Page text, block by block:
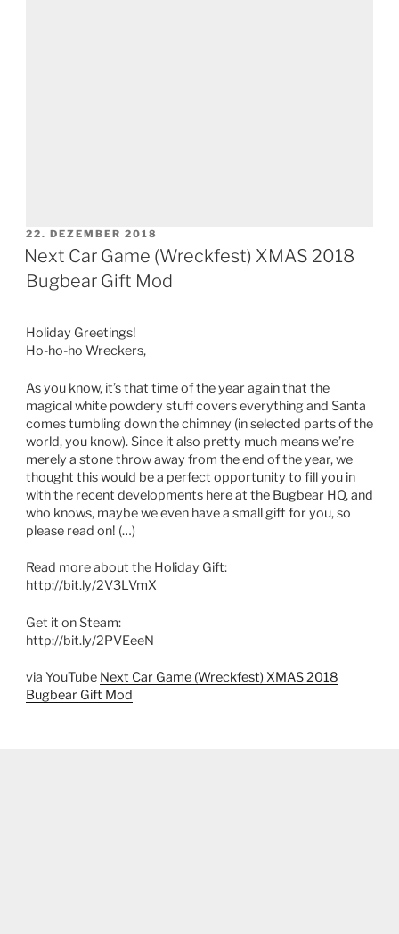
VERÖFFENTLICHT
AM
22. DEZEMBER 2018
Next Car Game (Wreckfest) XMAS 2018
Bugbear Gift Mod
Klicke hier, um Marketing-Cookies zu
Holiday Greetings!
Ho-ho-ho Wreckers,
As you know, it’s that time of the year again that the
magical white powdery stuff covers everything and Santa
comes tumbling down the chimney (in selected parts of the
world, you know). Since it also pretty much means we’re
merely a stone throw away from the end of the year, we
thought this would be a perfect opportunity to fill you in
with the recent developments here at the Bugbear HQ, and
who knows, maybe we even have a small gift for you, so
please read on! (…)
Read more about the Holiday Gift:
http://bit.ly/2V3LVmX
Get it on Steam:
http://bit.ly/2PVEeeN
via YouTube Next Car Game (Wreckfest) XMAS 2018
Bugbear Gift Mod